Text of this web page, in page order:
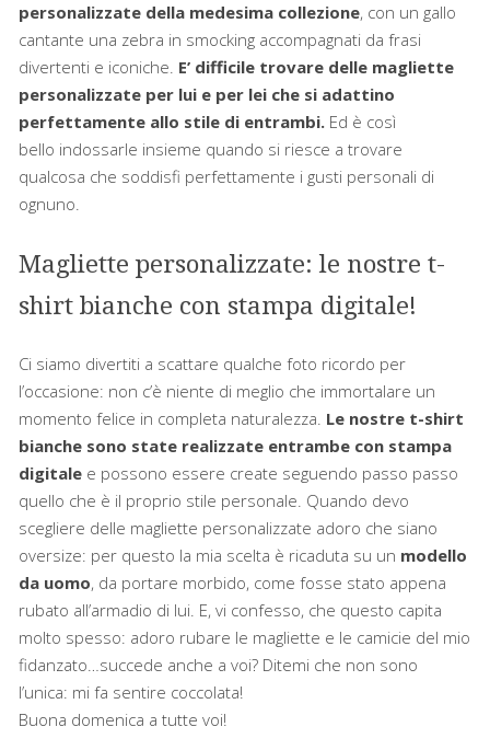
personalizzate della medesima collezione, con un gallo
cantante una zebra in smocking accompagnati da frasi
divertenti e iconiche. E’ difficile trovare delle magliette
personalizzate per lui e per lei che si adattino
perfettamente allo stile di entrambi. Ed è così
bello indossarle insieme quando si riesce a trovare
qualcosa che soddisfi perfettamente i gusti personali di
ognuno.
Magliette personalizzate: le nostre t-
shirt bianche con stampa digitale!
Ci siamo divertiti a scattare qualche foto ricordo per
l’occasione: non c’è niente di meglio che immortalare un
momento felice in completa naturalezza. Le nostre t-shirt
bianche sono state realizzate entrambe con stampa
digitale e possono essere create seguendo passo passo
quello che è il proprio stile personale. Quando devo
scegliere delle magliette personalizzate adoro che siano
oversize: per questo la mia scelta è ricaduta su un modello
da uomo, da portare morbido, come fosse stato appena
rubato all’armadio di lui. E, vi confesso, che questo capita
molto spesso: adoro rubare le magliette e le camicie del mio
fidanzato…succede anche a voi? Ditemi che non sono
l’unica: mi fa sentire coccolata!
Buona domenica a tutte voi!